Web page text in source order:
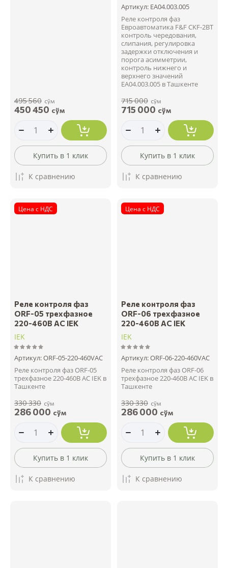
495 560 сўм
450 450 сўм
Купить в 1 клик
К сравнению
Артикул: EA04.003.005
Реле контроля фаз
Евроавтоматика F&F CKF-2BT
контроль чередования,
слипания, регулировка
задержки отключения и
порога асимметрии,
контроль нижнего и
верхнего значений
EA04.003.005 в Ташкенте
715 000 сўм
715 000 сўм
Купить в 1 клик
К сравнению
Цена с НДС
Реле контроля фаз
ORF-05 трехфазное
220-460В AC IEK
IEK
Артикул:ORF-05-220-460VAC
Реле контроля фаз ORF-05
трехфазное 220-460В AC IEK в
Ташкенте
330 330 сўм
286 000 сўм
Купить в 1 клик
К сравнению
Цена с НДС
Реле контроля фаз
ORF-06 трехфазное
220-460В AC IEK
IEK
Артикул:ORF-06-220-460VAC
Реле контроля фаз ORF-06
трехфазное 220-460В AC IEK в
Ташкенте
330 330 сўм
286 000 сўм
Купить в 1 клик
К сравнению